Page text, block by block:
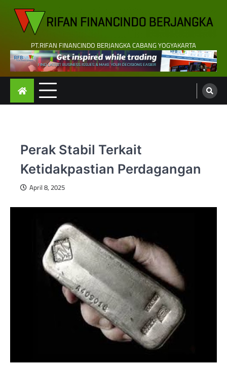
content
PT.RIFAN FINANCINDO BERJANGKA CABANG YOGYAKARTA
Perak Stabil Terkait
Ketidakpastian Perdagangan
April 8, 2025